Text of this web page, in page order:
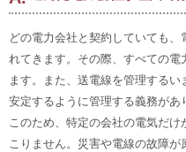
どの電力会社と契約していても
れてきます。その際、すべての
ます。また、送電線を管理する
安定するように管理する義務があ
このため、特定の会社の電気だ
こりません。災害や電線の故障